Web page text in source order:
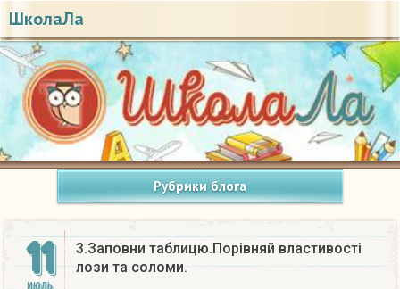
ШколаЛа
Рубрики блога
11
3.Заповни таблицю.Порівняй властивості
лози та соломи.